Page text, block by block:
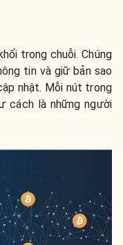
trong chuỗi. Chúng
tin và giữ bản sao
nhật. Mỗi nút trong
cách là những người